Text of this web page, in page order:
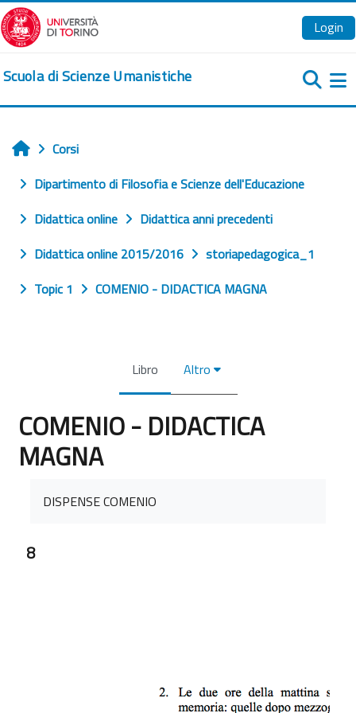
Vai al contenuto principale
Login
Scuola di Scienze Umanistiche
Home
Corsi
Dipartimento di Filosofia e Scienze dell'Educazione
Didattica online
Didattica anni precedenti
Didattica online 2015/2016
storiapedagogica_1
Topic 1
COMENIO - DIDACTICA MAGNA
Libro Altro
COMENIO - DIDACTICA
MAGNA
DISPENSE COMENIO
8